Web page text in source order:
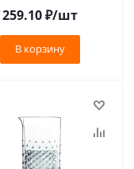
259.10₽/шт
В корзину